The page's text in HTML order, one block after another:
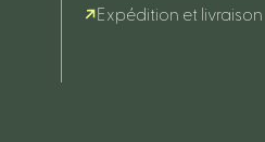
Expédition et livraison